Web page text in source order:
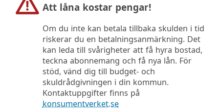
Att låna kostar pengar!
Om du inte kan betala tillbaka skulden i tid
riskerar du en betalningsanmärkning. Det
kan leda till svårigheter att få hyra bostad,
teckna abonnemang och få nya lån. För
stöd, vänd dig till budget- och
skuldrådgivningen i din kommun.
Kontaktuppgifter finns på
konsumentverket.se